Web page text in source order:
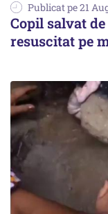
Publicat pe 21
Copil salvat
resuscitat pe